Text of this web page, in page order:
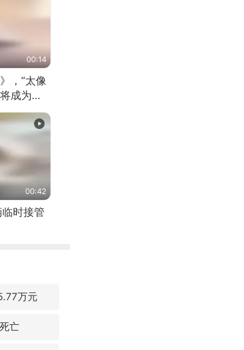
00:14
，“太像
成为首
：新华每
00:42
时接管
万元
亡